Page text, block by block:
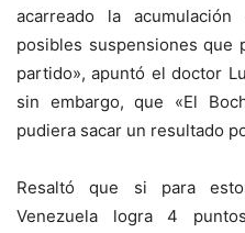
acarreado la
posibles suspensiones que
partido», apuntó el doctor
sin embargo, que «El
pudiera sacar un resultado
Resaltó que si para
Venezuela logra 4